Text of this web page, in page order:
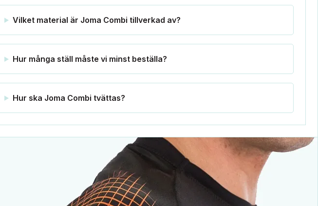
Vilket material är Joma Combi tillverkad av?
Hur många ställ måste vi minst beställa?
Hur ska Joma Combi tvättas?